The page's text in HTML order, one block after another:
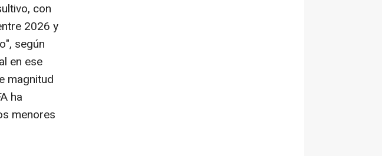
con
2026 y
según
en ese
magnitud
ha
menores